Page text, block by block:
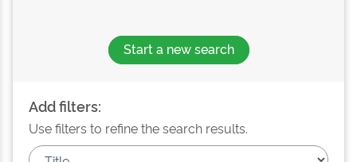
Start a new search
Add filters:
Use filters to refine the search results.